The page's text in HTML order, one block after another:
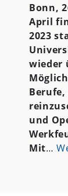
Bonn,
April
2023
wieder
Berufe,
und
Mit…